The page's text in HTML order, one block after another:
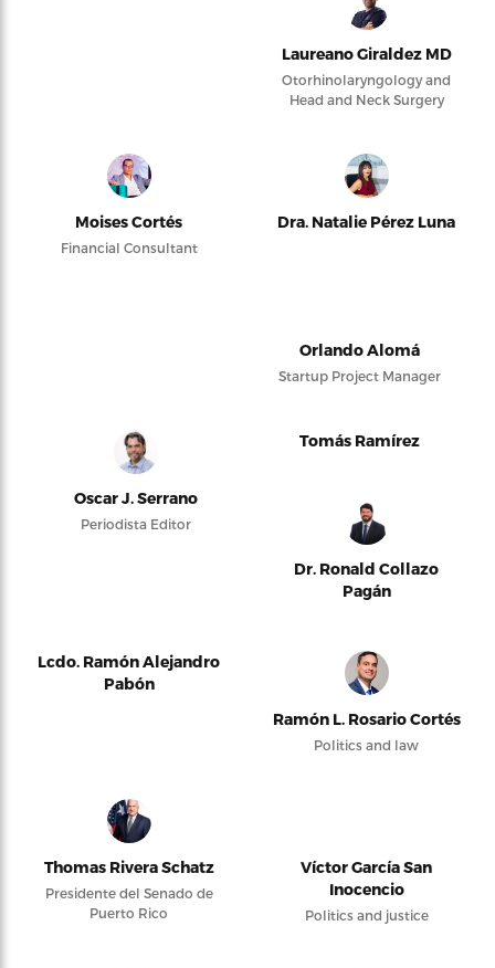
Laureano Giraldez MD
Otorhinolaryngology and
Head and Neck Surgery
Moises Cortés
Financial Consultant
Dra. Natalie Pérez Luna
Orlando Alomá
Startup Project Manager
Oscar J. Serrano
Periodista Editor
Tomás Ramírez
Dr. Ronald Collazo
Pagán
Lcdo. Ramón Alejandro
Pabón
Ramón L. Rosario Cortés
Politics and law
Thomas Rivera Schatz
Presidente del Senado de
Puerto Rico
Víctor García San
Inocencio
Politics and justice